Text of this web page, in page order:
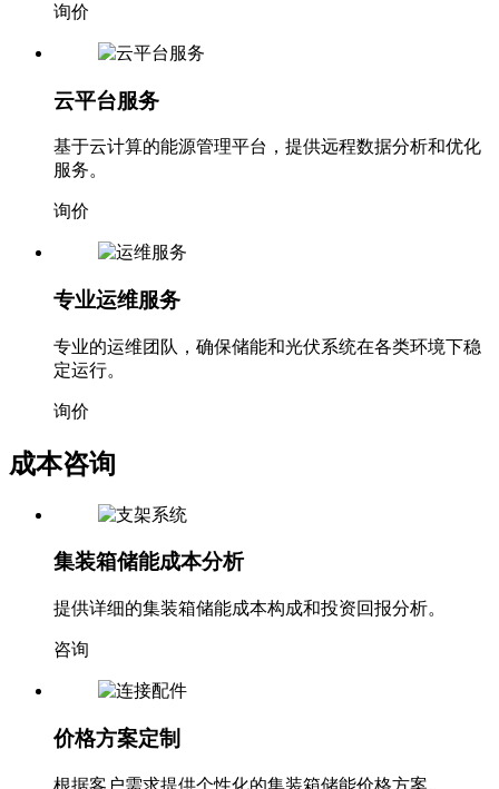
询价
云平台服务
基于云计算的能源管理平台，提供远程数据分析和优化
服务。
询价
专业运维服务
专业的运维团队，确保储能和光伏系统在各类环境下稳
定运行。
询价
成本咨询
集装箱储能成本分析
提供详细的集装箱储能成本构成和投资回报分析。
咨询
价格方案定制
根据客户需求提供个性化的集装箱储能价格方案。